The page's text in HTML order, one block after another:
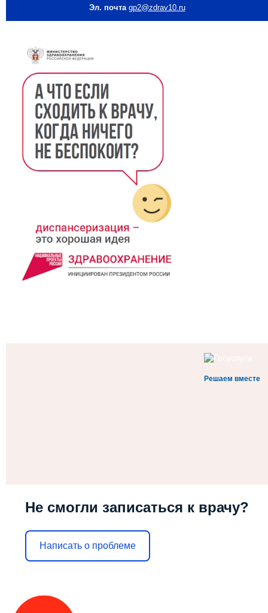
Эл. почта gp2@zdrav10.ru
Решаем вместе
Не смогли записаться к врачу?
Написать о проблеме